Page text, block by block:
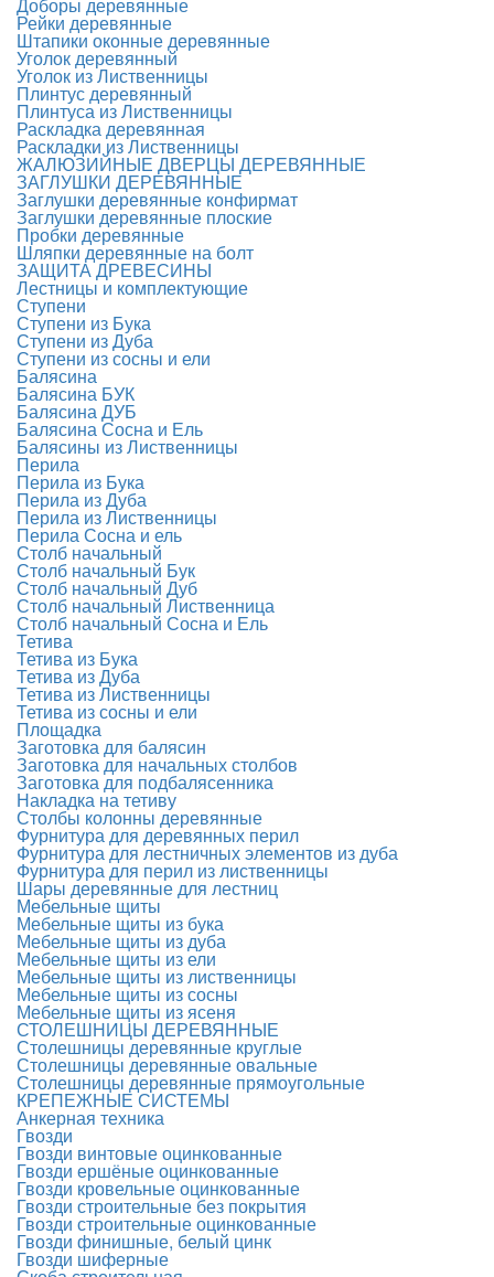
Рейки деревянные
Штапики оконные деревянные
Уголок деревянный
Уголок из Лиственницы
Плинтус деревянный
Плинтуса из Лиственницы
Раскладка деревянная
Раскладки из Лиственницы
ЖАЛЮЗИЙНЫЕ ДВЕРЦЫ ДЕРЕВЯННЫЕ
ЗАГЛУШКИ ДЕРЕВЯННЫЕ
Заглушки деревянные конфирмат
Заглушки деревянные плоские
Пробки деревянные
Шляпки деревянные на болт
ЗАЩИТА ДРЕВЕСИНЫ
Лестницы и комплектующие
Ступени
Ступени из Бука
Ступени из Дуба
Ступени из сосны и ели
Балясина
Балясина БУК
Балясина ДУБ
Балясина Сосна и Ель
Балясины из Лиственницы
Перила
Перила из Бука
Перила из Дуба
Перила из Лиственницы
Перила Сосна и ель
Столб начальный
Столб начальный Бук
Столб начальный Дуб
Столб начальный Лиственница
Столб начальный Сосна и Ель
Тетива
Тетива из Бука
Тетива из Дуба
Тетива из Лиственницы
Тетива из сосны и ели
Площадка
Заготовка для балясин
Заготовка для начальных столбов
Заготовка для подбалясенника
Накладка на тетиву
Столбы колонны деревянные
Фурнитура для деревянных перил
Фурнитура для лестничных элементов из дуба
Фурнитура для перил из лиственницы
Шары деревянные для лестниц
Мебельные щиты
Мебельные щиты из бука
Мебельные щиты из дуба
Мебельные щиты из ели
Мебельные щиты из лиственницы
Мебельные щиты из сосны
Мебельные щиты из ясеня
СТОЛЕШНИЦЫ ДЕРЕВЯННЫЕ
Столешницы деревянные круглые
Столешницы деревянные овальные
Столешницы деревянные прямоугольные
КРЕПЕЖНЫЕ СИСТЕМЫ
Анкерная техника
Гвозди
Гвозди винтовые оцинкованные
Гвозди ершёные оцинкованные
Гвозди кровельные оцинкованные
Гвозди строительные без покрытия
Гвозди строительные оцинкованные
Гвозди финишные, белый цинк
Гвозди шиферные